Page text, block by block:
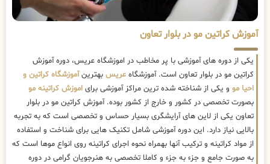
آموزش کراتین مو در بلوار تعاون
یکی از دوره های آموزشی با پر مخاطب در اموزشگاه عریس، دوره آموزش
کراتین مو در بلوار تعاون است. آموزشگاه عریس بهترینآموزشگاه کراتین و
احیا مو و یکی از شناخته شده ترین مراکز آموزشی برای اموزش کراتینه مو
بصورت تخصصی در کشور و خارج از کشور بوده. آموزش کراتین مو در بلوار
تعاون یکی از لاین های آرایشگری بسیار حساس و تخصصی است که به تجربه
بالایی نیاز دارد. این دوره آموزشی شامل تکنیک هایی برای شناخت و استفاده
از مواد کراتینه و ترکیب آنها بهمراه نحوه اجرای کراتینه روی انواع موها است که
به صورت جامع و جزء به جزء و کاملا تخصصی به هنرجویان گرامی در دوره